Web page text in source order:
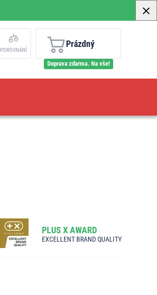
POROVNÁNÍ
Prázdný
Doprava zdarma. Na vše!
PLUS X AWARD
EXCELLENT BRAND QUALITY